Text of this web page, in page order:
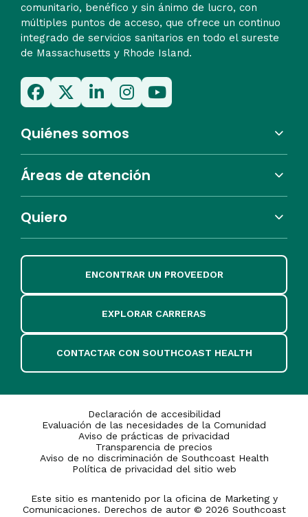
comunitario, benéfico y sin ánimo de lucro, con
múltiples puntos de acceso, que ofrece un continuo
integrado de servicios sanitarios en todo el sureste
de Massachusetts y Rhode Island.
Quiénes somos
Áreas de atención
Quiero
ENCONTRAR UN PROVEEDOR
EXPLORAR CARRERAS
CONTACTAR CON SOUTHCOAST HEALTH
Declaración de accesibilidad
Evaluación de las necesidades de la Comunidad
Aviso de prácticas de privacidad
Transparencia de precios
Aviso de no discriminación de Southcoast Health
Política de privacidad del sitio web
Este sitio es mantenido por la oficina de Marketing y
Comunicaciones. Derechos de autor © 2026 Southcoast